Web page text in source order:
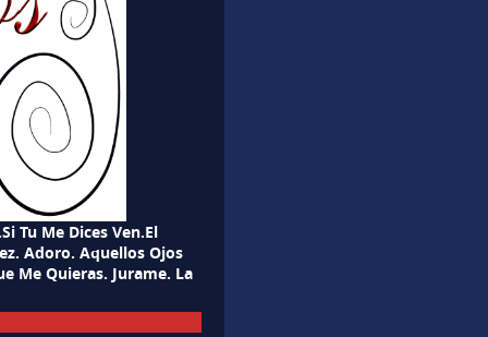
Tu Me Dices Ven.El
Adoro. Aquellos Ojos
Me Quieras. Jurame. La